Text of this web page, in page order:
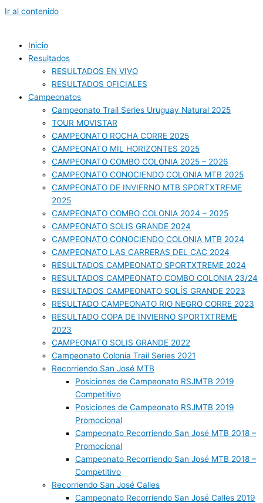
Ir al contenido
Inicio
Resultados
RESULTADOS EN VIVO
RESULTADOS OFICIALES
Campeonatos
Campeonato Trail Series Uruguay Natural 2025
TOUR MOVISTAR
CAMPEONATO ROCHA CORRE 2025
CAMPEONATO MIL HORIZONTES 2025
CAMPEONATO COMBO COLONIA 2025 – 2026
CAMPEONATO CONOCIENDO COLONIA MTB 2025
CAMPEONATO DE INVIERNO MTB SPORTXTREME
2025
CAMPEONATO COMBO COLONIA 2024 – 2025
CAMPEONATO SOLIS GRANDE 2024
CAMPEONATO CONOCIENDO COLONIA MTB 2024
CAMPEONATO LAS CARRERAS DEL CAC 2024
RESULTADOS CAMPEONATO SPORTXTREME 2024
RESULTADOS CAMPEONATO COMBO COLONIA 23/24
RESULTADOS CAMPEONATO SOLÍS GRANDE 2023
RESULTADO CAMPEONATO RIO NEGRO CORRE 2023
RESULTADO COPA DE INVIERNO SPORTXTREME
2023
CAMPEONATO SOLIS GRANDE 2022
Campeonato Colonia Trail Series 2021
Recorriendo San José MTB
Posiciones de Campeonato RSJMTB 2019
Competitivo
Posiciones de Campeonato RSJMTB 2019
Promocional
Campeonato Recorriendo San José MTB 2018 –
Promocional
Campeonato Recorriendo San José MTB 2018 –
Competitivo
Recorriendo San José Calles
Campeonato Recorriendo San José Calles 2019